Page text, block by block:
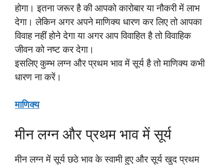
होगा। इतना जरूर है की आपको कारोबार या नौकरी में लाभ
देगा। लेकिन अगर अपने माणिक्य धारण कर लिए तो आपका
विवाह नहीं होने देगा या अगर आप विवाहित है तो विवाहिक
जीवन को नष्ट कर देगा।
इसलिए कुम्भ लग्न और प्रथम भाव में सूर्य है तो माणिक्य कभी
धारण ना करें।
माणिक्य
मीन लग्न और प्रथम भाव में सूर्य
मीन लग्न में सूर्य छठे भाव के स्वामी हुए और सूर्य खुद प्रथम